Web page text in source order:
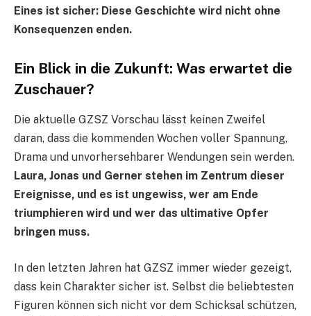
Eines ist sicher: Diese Geschichte wird nicht ohne
Konsequenzen enden.
Ein Blick in die Zukunft: Was erwartet die
Zuschauer?
Die aktuelle GZSZ Vorschau lässt keinen Zweifel
daran, dass die kommenden Wochen voller Spannung,
Drama und unvorhersehbarer Wendungen sein werden.
Laura, Jonas und Gerner stehen im Zentrum dieser
Ereignisse, und es ist ungewiss, wer am Ende
triumphieren wird und wer das ultimative Opfer
bringen muss.
In den letzten Jahren hat GZSZ immer wieder gezeigt,
dass kein Charakter sicher ist. Selbst die beliebtesten
Figuren können sich nicht vor dem Schicksal schützen,